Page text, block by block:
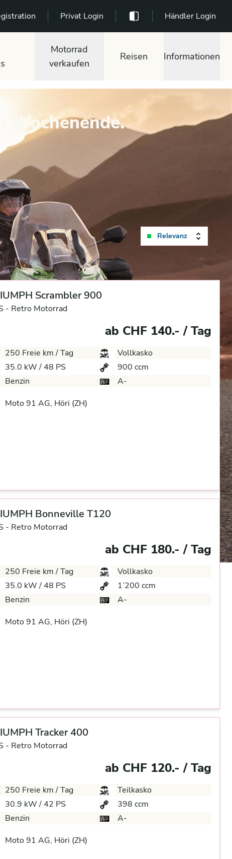
Privat Login Händler Login
Motorrad
verkaufen
Reisen Informationen
Wochenende.
Relevanz
Scrambler 900
- Retro Motorrad
ab CHF 140.- / Tag
250 Freie km / Tag
Vollkasko
35.0 kW / 48 PS
900 ccm
Benzin
A-
Moto 91 AG, Höri (ZH)
Bonneville T120
- Retro Motorrad
ab CHF 180.- / Tag
250 Freie km / Tag
Vollkasko
35.0 kW / 48 PS
1’200 ccm
Benzin
A-
Moto 91 AG, Höri (ZH)
Tracker 400
- Retro Motorrad
ab CHF 120.- / Tag
250 Freie km / Tag
Teilkasko
30.9 kW / 42 PS
398 ccm
Benzin
A-
Moto 91 AG, Höri (ZH)